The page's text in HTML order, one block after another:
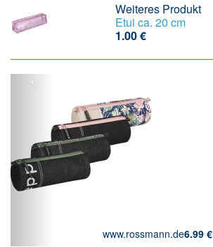
Weiteres Produkt
Etui ca. 20 cm
1.00 €
www.rossmann.de6.99 €
‹